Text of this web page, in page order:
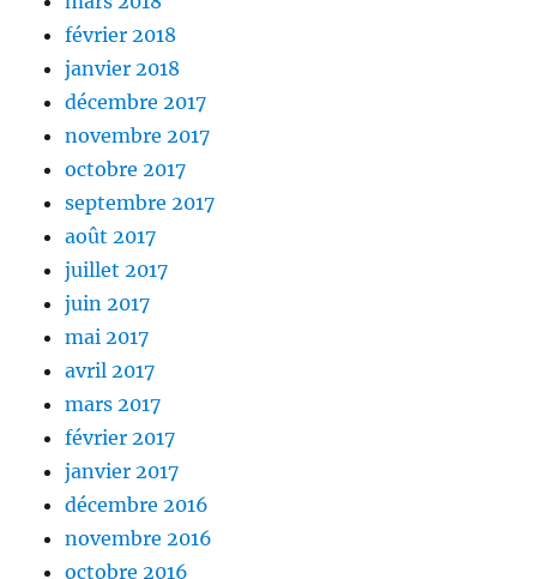
février 2018
janvier 2018
décembre 2017
novembre 2017
octobre 2017
septembre 2017
août 2017
juillet 2017
juin 2017
mai 2017
avril 2017
mars 2017
février 2017
janvier 2017
décembre 2016
novembre 2016
octobre 2016